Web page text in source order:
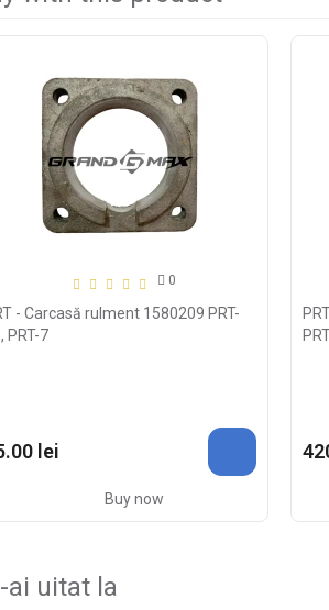
0
- Carcasă rulment 1580209 PRT-
PRT-7
lei
Buy now
ai uitat la